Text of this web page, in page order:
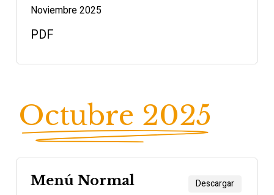
Noviembre 2025
PDF
Octubre 2025
Menú Normal Descargar